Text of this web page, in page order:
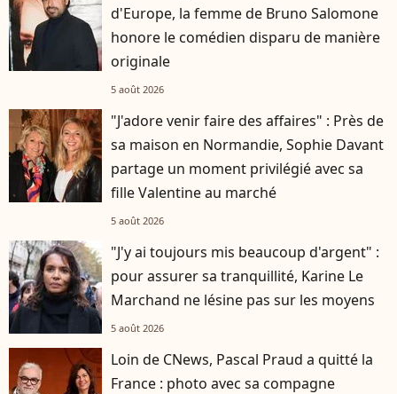
d'Europe, la femme de Bruno Salomone
honore le comédien disparu de manière
originale
5 août 2026
"J'adore venir faire des affaires" : Près de
sa maison en Normandie, Sophie Davant
partage un moment privilégié avec sa
fille Valentine au marché
5 août 2026
"J'y ai toujours mis beaucoup d'argent" :
pour assurer sa tranquillité, Karine Le
Marchand ne lésine pas sur les moyens
5 août 2026
Loin de CNews, Pascal Praud a quitté la
France : photo avec sa compagne